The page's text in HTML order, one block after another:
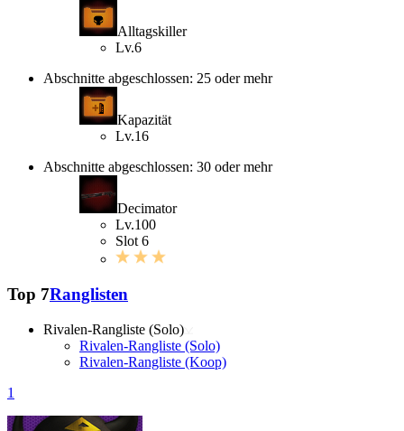
Alltagskiller
Lv.6
Abschnitte abgeschlossen: 25 oder mehr
Kapazität
Lv.16
Abschnitte abgeschlossen: 30 oder mehr
Decimator
Lv.100
Slot 6
Top 7Ranglisten
Rivalen-Rangliste (Solo)
Rivalen-Rangliste (Solo)
Rivalen-Rangliste (Koop)
1